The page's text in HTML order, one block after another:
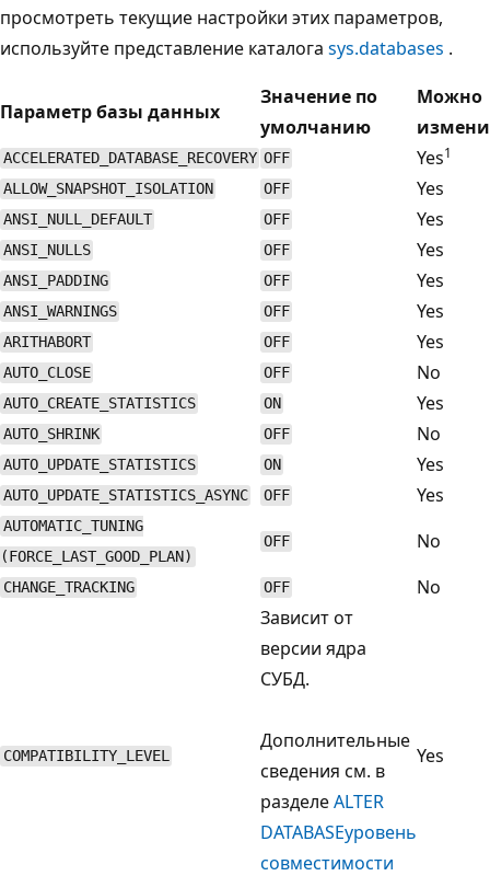
просмотреть текущие настройки этих параметров,
используйте представление каталога sys.databases .
Параметр базы данных
Значение по
умолчанию
Можно
ACCELERATED_DATABASE_RECOVERY OFF Yes1
ALLOW_SNAPSHOT_ISOLATION OFF Yes
ANSI_NULL_DEFAULT OFF Yes
ANSI_NULLS OFF Yes
ANSI_PADDING OFF Yes
ANSI_WARNINGS OFF Yes
ARITHABORT OFF Yes
AUTO_CLOSE OFF No
AUTO_CREATE_STATISTICS ON Yes
AUTO_SHRINK OFF No
AUTO_UPDATE_STATISTICS ON Yes
AUTO_UPDATE_STATISTICS_ASYNC OFF Yes
AUTOMATIC_TUNING
(FORCE_LAST_GOOD_PLAN)
OFF No
CHANGE_TRACKING OFF No
COMPATIBILITY_LEVEL
Зависит от
версии ядра
СУБД.
Дополнительные
сведения см. в
разделеALTER
DATABASEуровень
совместимости
Yes